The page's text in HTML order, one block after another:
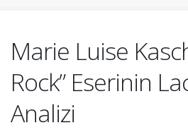
Marie Luise
Rock” Eserinin
Analizi